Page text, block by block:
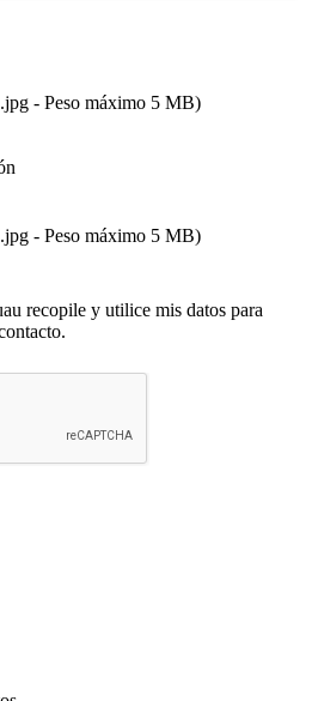
- Peso máximo 5 MB)
- Peso máximo 5 MB)
recopile y utilice mis datos para